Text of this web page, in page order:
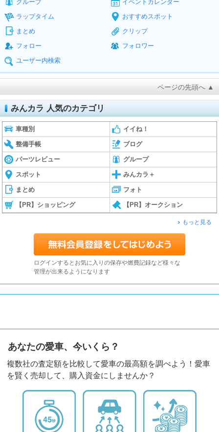
グループ
イベントカレンダー
ラップタイム
おすすめスポット
まとめ
クリップ
フォロー
フォロワー
ユーザー内検索
ページの先頭へ ▲
みんカラ 人気のカテゴリ
車種別 イイね！
整備手帳 ブログ
パーツレビュー グループ
スポット みんカラ＋
まとめ フォト
【PR】ショッピング 【PR】オークション
もっと見る
ログインするとお気に入りの保存や燃費記録など様々な
管理が出来るようになります
あなたの愛車、今いくら？
複数社の査定額を比較して愛車の最高額を調べよう！愛車
を賢く売却して、購入資金にしませんか？